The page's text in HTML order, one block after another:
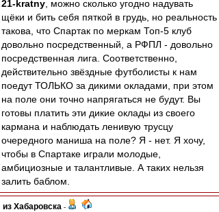
21-kratny , можно сколько угодно надувать
щёки и бить себя пяткой в грудь, но реальность
такова, что Спартак по меркам Топ-5 клуб
довольно посредственный, а РФПЛ - довольно
посредственная лига. Соответственно,
действительно звёздные футболисты к нам
поедут ТОЛЬКО за дикими окладами, при этом
на поле они точно напрягаться не будут. Вы
готовы платить эти дикие оклады из своего
кармана и наблюдать ленивую трусцу
очередного маниша на поле? Я - нет. Я хочу,
чтобы в Спартаке играли молодые,
амбициозные и талантливые. А таких нельзя
залить баблом.
из Хабаровска -